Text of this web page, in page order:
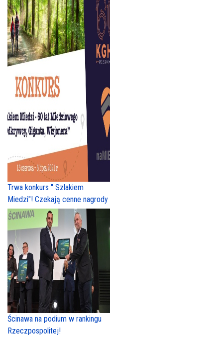
Trwa konkurs " Szlakiem
Miedzi"! Czekają cenne nagrody
Ścinawa na podium w rankingu
Rzeczpospolitej!